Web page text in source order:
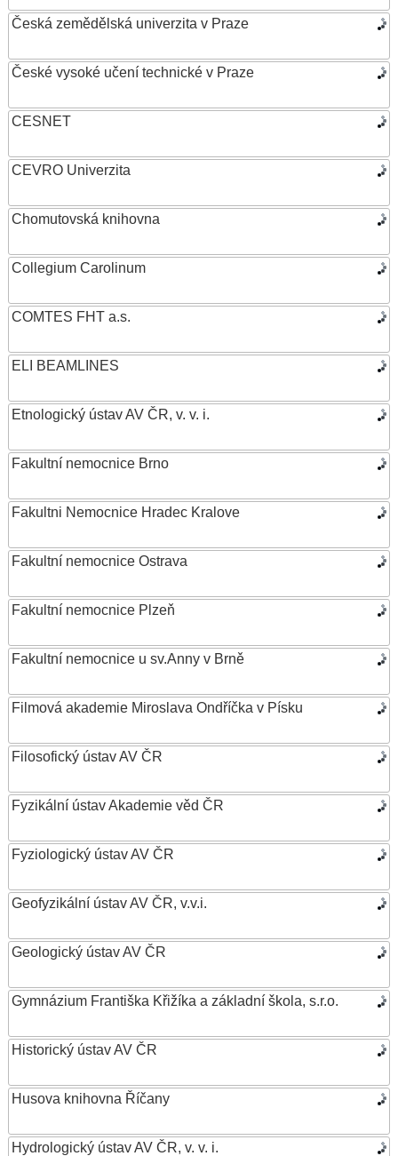
Česká zemědělská univerzita v Praze
České vysoké učení technické v Praze
CESNET
CEVRO Univerzita
Chomutovská knihovna
Collegium Carolinum
COMTES FHT a.s.
ELI BEAMLINES
Etnologický ústav AV ČR, v. v. i.
Fakultní nemocnice Brno
Fakultni Nemocnice Hradec Kralove
Fakultní nemocnice Ostrava
Fakultní nemocnice Plzeň
Fakultní nemocnice u sv.Anny v Brně
Filmová akademie Miroslava Ondříčka v Písku
Filosofický ústav AV ČR
Fyzikální ústav Akademie věd ČR
Fyziologický ústav AV ČR
Geofyzikální ústav AV ČR, v.v.i.
Geologický ústav AV ČR
Gymnázium Františka Křižíka a základní škola, s.r.o.
Historický ústav AV ČR
Husova knihovna Říčany
Hydrologický ústav AV ČR, v. v. i.